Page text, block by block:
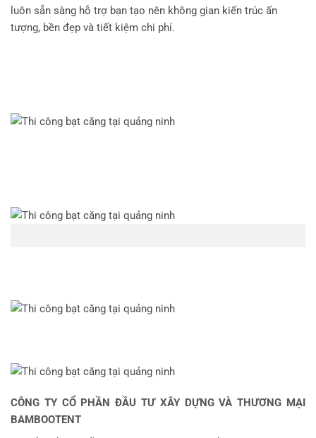
luôn sẵn sàng hỗ trợ bạn tạo nên không gian kiến trúc ấn
tượng, bền đẹp và tiết kiệm chi phí.
CÔNG TY CỔ PHẦN ĐẦU TƯ XÂY DỰNG VÀ THƯƠNG MẠI
BAMBOOTENT